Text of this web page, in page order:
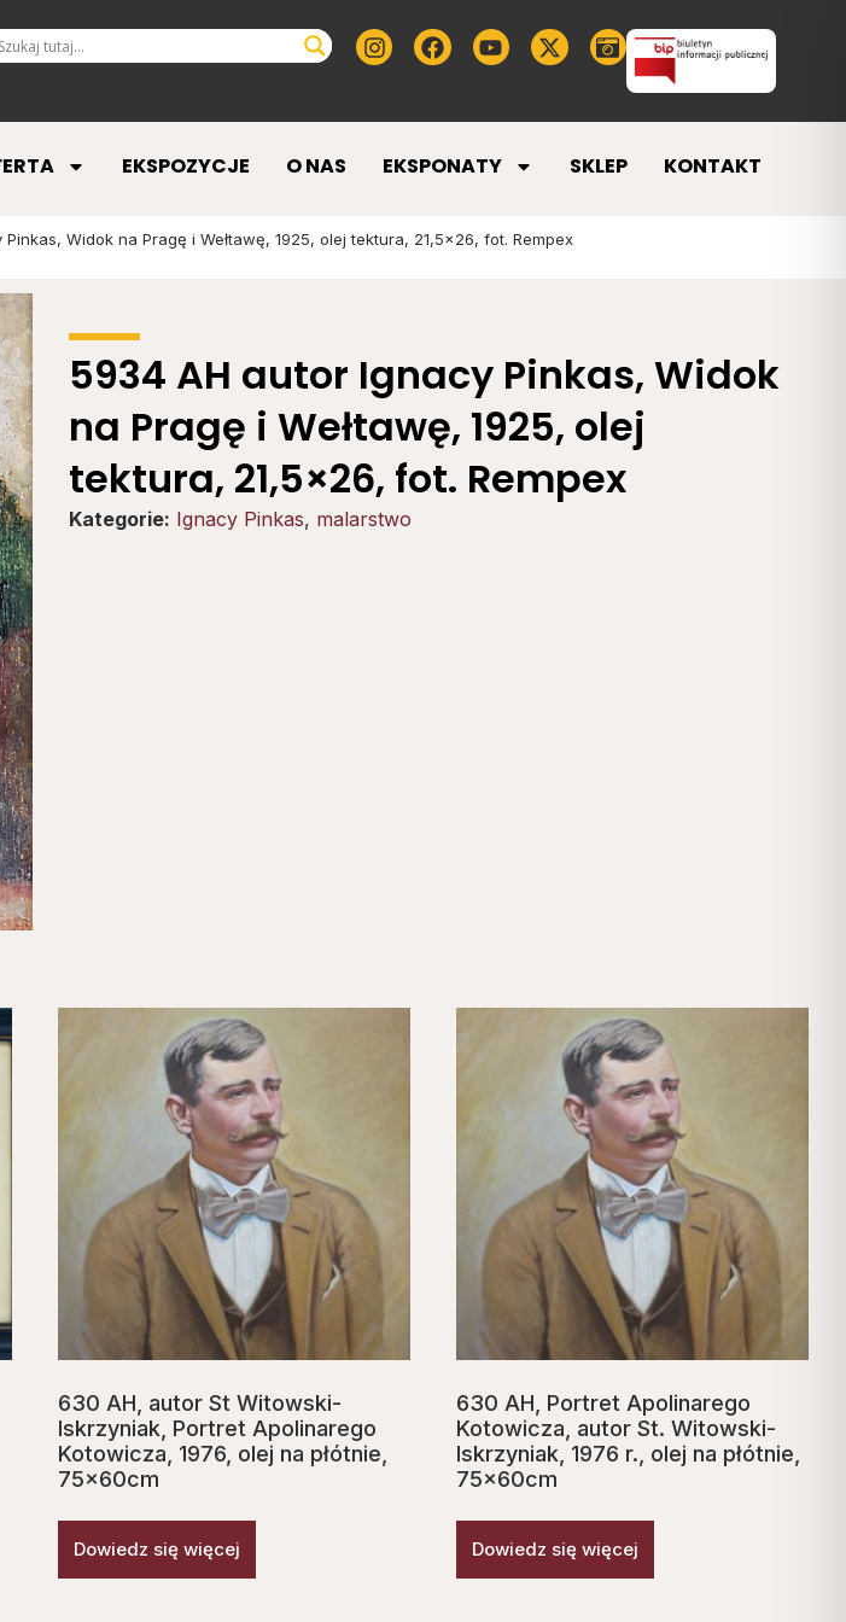
EKSPOZYCJE O NAS EKSPONATY SKLEP KONTAKT
Widok na Pragę i Wełtawę, 1925, olej tektura, 21,5×26, fot. Rempex
5934 AH autor Ignacy Pinkas, Widok
na Pragę i Wełtawę, 1925, olej
tektura, 21,5×26, fot. Rempex
Kategorie: Ignacy Pinkas, malarstwo
630 AH, autor St Witowski-
Iskrzyniak, Portret Apolinarego
Kotowicza, 1976, olej na płótnie,
75x60cm
Dowiedz się więcej
630 AH, Portret Apolinarego
Kotowicza, autor St. Witowski-
Iskrzyniak, 1976 r., olej na płótnie,
75x60cm
Dowiedz się więcej